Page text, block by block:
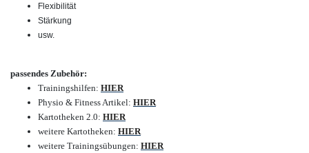
Flexibilität
Stärkung
usw.
passendes Zubehör:
Trainingshilfen: HIER
Physio & Fitness Artikel: HIER
Kartotheken 2.0: HIER
weitere Kartotheken: HIER
weitere Trainingsübungen: HIER